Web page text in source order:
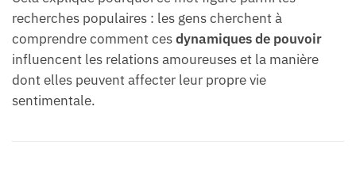
recherches populaires : les gens cherchent à
comprendre comment cesdynamiques de pouvoir
influencent les relations amoureuses et la manière
dont elles peuvent affecter leur propre vie
sentimentale.